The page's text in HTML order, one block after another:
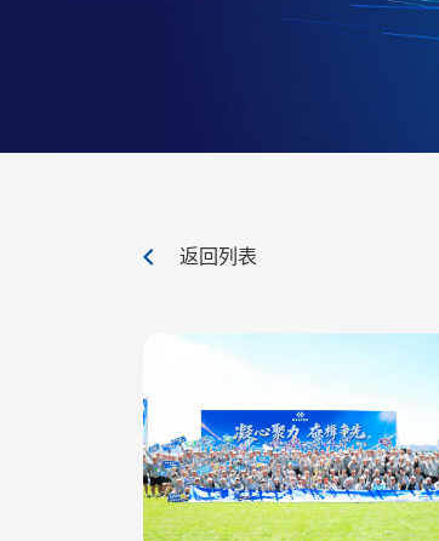
返回列表